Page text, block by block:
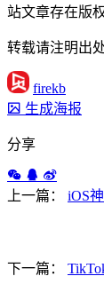
站文章存在版
转载请注明出
firekb
生成海报
分享
上一篇： iOS
下一篇：